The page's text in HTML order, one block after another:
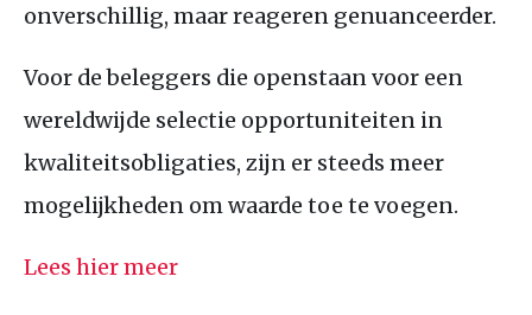
onverschillig, maar reageren genuanceerder.
Voor de beleggers die openstaan voor een
wereldwijde selectie opportuniteiten in
kwaliteitsobligaties, zijn er steeds meer
mogelijkheden om waarde toe te voegen.
Lees hier meer